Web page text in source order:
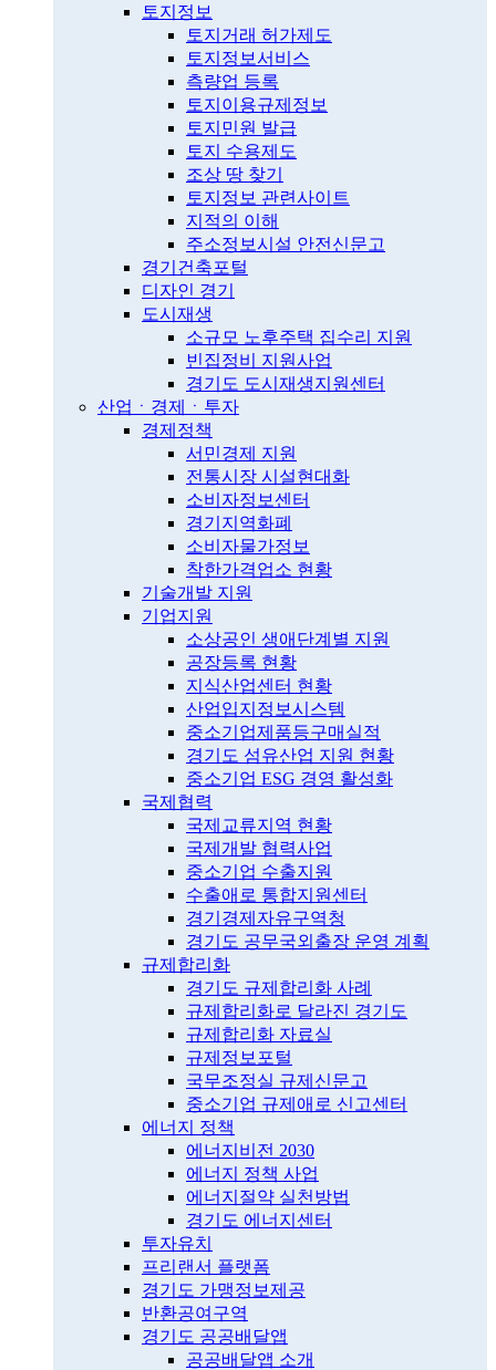
토지정보
토지거래 허가제도
토지정보서비스
측량업 등록
토지이용규제정보
토지민원 발급
토지 수용제도
조상 땅 찾기
토지정보 관련사이트
지적의 이해
주소정보시설 안전신문고
경기건축포털
디자인 경기
도시재생
소규모 노후주택 집수리 지원
빈집정비 지원사업
경기도 도시재생지원센터
산업ㆍ경제ㆍ투자
경제정책
서민경제 지원
전통시장 시설현대화
소비자정보센터
경기지역화폐
소비자물가정보
착한가격업소 현황
기술개발 지원
기업지원
소상공인 생애단계별 지원
공장등록 현황
지식산업센터 현황
산업입지정보시스템
중소기업제품등구매실적
경기도 섬유산업 지원 현황
중소기업 ESG 경영 활성화
국제협력
국제교류지역 현황
국제개발 협력사업
중소기업 수출지원
수출애로 통합지원센터
경기경제자유구역청
경기도 공무국외출장 운영 계획
규제합리화
경기도 규제합리화 사례
규제합리화로 달라진 경기도
규제합리화 자료실
규제정보포털
국무조정실 규제신문고
중소기업 규제애로 신고센터
에너지 정책
에너지비전 2030
에너지 정책 사업
에너지절약 실천방법
경기도 에너지센터
투자유치
프리랜서 플랫폼
경기도 가맹정보제공
반환공여구역
경기도 공공배달앱
공공배달앱 소개